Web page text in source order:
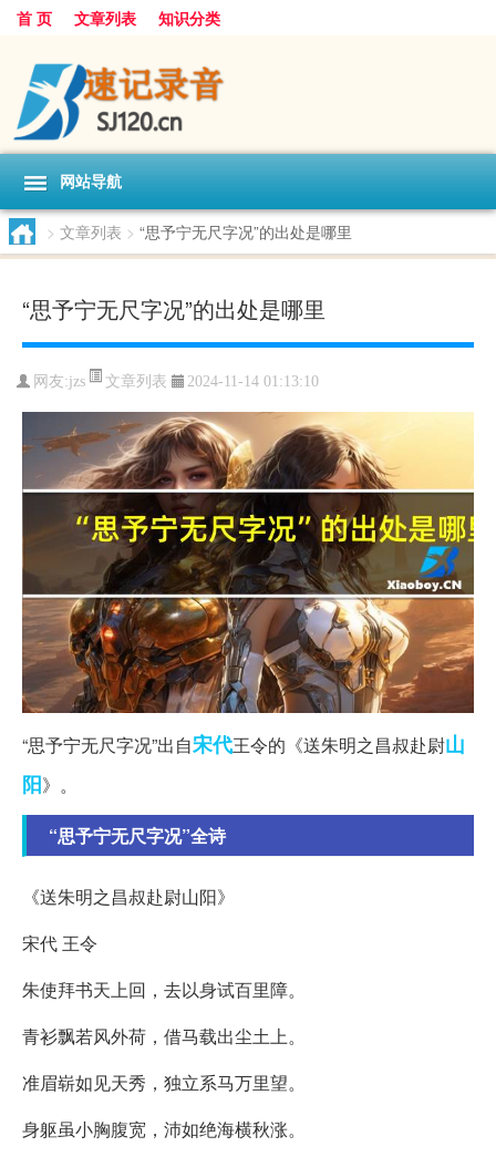
首 页 文章列表 知识分类
网站导航
> 文章列表 > “思予宁无尺字况”的出处是哪里
“思予宁无尺字况”的出处是哪里
网友:jzs 文章列表 2024-11-14 01:13:10
“思予宁无尺字况”出自宋代王令的《送朱明之昌叔赴尉山
阳》。
“思予宁无尺字况”全诗
《送朱明之昌叔赴尉山阳》
宋代 王令
朱使拜书天上回，去以身试百里障。
青衫飘若风外荷，借马载出尘土上。
准眉崭如见天秀，独立系马万里望。
身躯虽小胸腹宽，沛如绝海横秋涨。